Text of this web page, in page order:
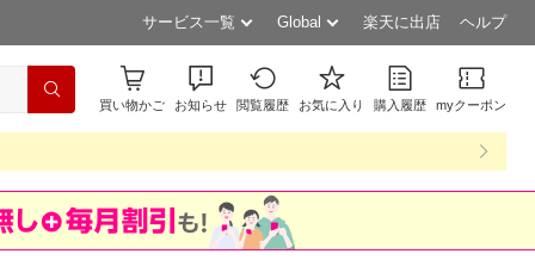
サービス一覧 Global 楽天に出店 ヘルプ
買い物かご お知らせ 閲覧履歴 お気に入り 購入履歴 myクーポン